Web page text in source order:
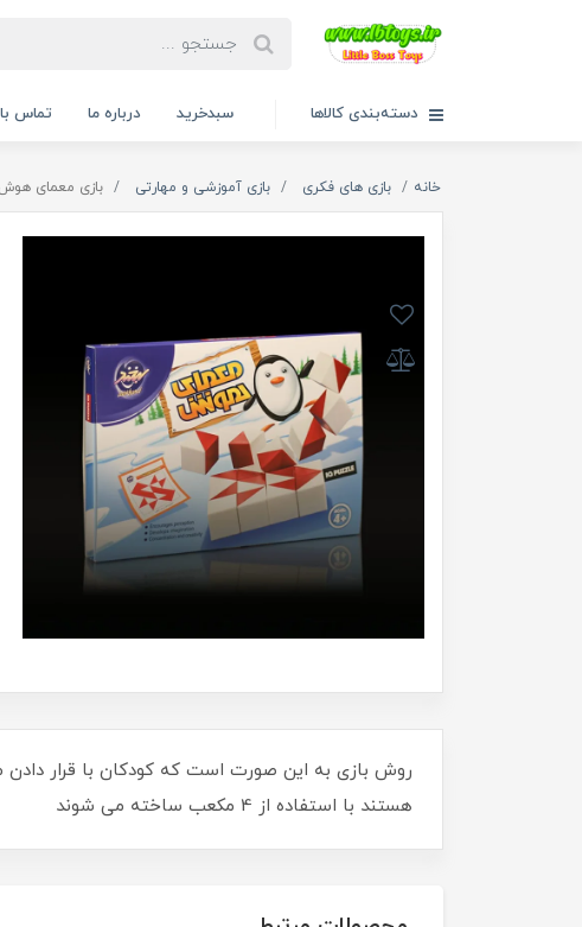
دسته‌بندی کالاها سبدخرید درباره ما تماس
خانه بازی های فکری بازی آموزشی و مهارتی بازی معمای
روش بازی به این صورت است که کودکان با قرار
هستند با استفاده از 4 مکعب ساخته می شوند